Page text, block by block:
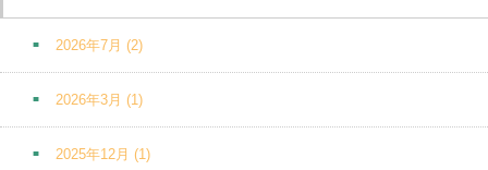
2026年7月 (2)
2026年3月 (1)
2025年12月 (1)